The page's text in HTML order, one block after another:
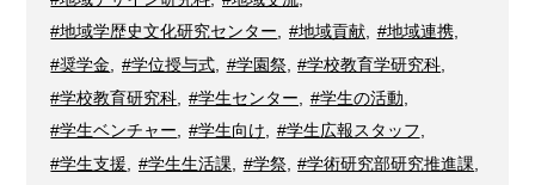
#地域学歴史文化研究センター, #地域貢献, #地域連携,
#奨学金
#学位授与式, #学園祭, #学校教育学研究科
#学校教育研究科
#学生センター #学生の活動
#学生ベンチャー
#学生向け #学生広報スタッフ
#学生支援
#学生生活課 #学祭, #学術研究部研究推進課